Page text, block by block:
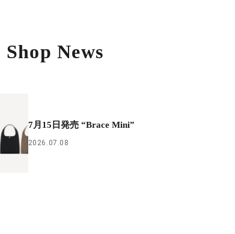
Shop News
7月15日発売 “Brace Mini”
2026.07.08